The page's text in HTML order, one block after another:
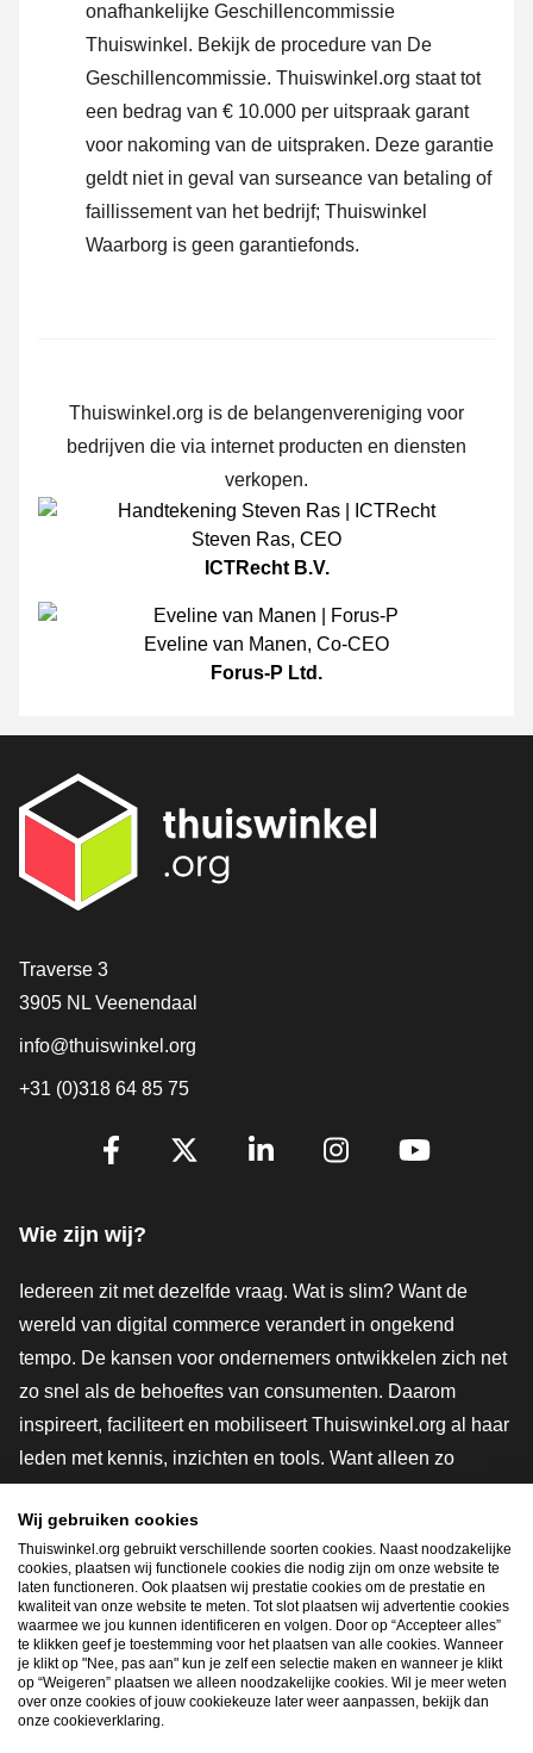
onafhankelijke Geschillencommissie
Thuiswinkel. Bekijk de procedure van De
Geschillencommissie. Thuiswinkel.org staat tot
een bedrag van € 10.000 per uitspraak garant
voor nakoming van de uitspraken. Deze garantie
geldt niet in geval van surseance van betaling of
faillissement van het bedrijf; Thuiswinkel
Waarborg is geen garantiefonds.
Thuiswinkel.org is de belangenvereniging voor
bedrijven die via internet producten en diensten
verkopen.
Steven Ras, CEO
ICTRecht B.V.
Eveline van Manen, Co-CEO
Forus-P Ltd.
Contact
Traverse 3
3905 NL Veenendaal
info@thuiswinkel.org
+31 (0)318 64 85 75
Volg je ons al?
Wie zijn wij?
Iedereen zit met dezelfde vraag. Wat is slim? Want de
wereld van digital commerce verandert in ongekend
tempo. De kansen voor ondernemers ontwikkelen zich net
zo snel als de behoeftes van consumenten. Daarom
inspireert, faciliteert en mobiliseert Thuiswinkel.org al haar
leden met kennis, inzichten en tools. Want alleen zo
innovatievere toekomst. Dus groei ook mee en maak
shoppen slimmer.
Lid worden
Snel navigeren
Wij gebruiken cookies
Thuiswinkel.org gebruikt verschillende soorten cookies. Naast noodzakelijke
cookies, plaatsen wij functionele cookies die nodig zijn om onze website te
laten functioneren. Ook plaatsen wij prestatie cookies om de prestatie en
kwaliteit van onze website te meten. Tot slot plaatsen wij advertentie cookies
waarmee we jou kunnen identificeren en volgen. Door op “Accepteer alles”
te klikken geef je toestemming voor het plaatsen van alle cookies. Wanneer
je klikt op "Nee, pas aan" kun je zelf een selectie maken en wanneer je klikt
op “Weigeren” plaatsen we alleen noodzakelijke cookies. Wil je meer weten
over onze cookies of jouw cookiekeuze later weer aanpassen, bekijk dan
onze cookieverklaring.